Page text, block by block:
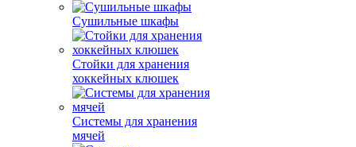
Сушильные шкафы
Стойки для хранения
хоккейных клюшек
Системы для хранения
мячей